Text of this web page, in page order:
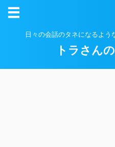
日々の会話のタネになるよう
トラさん